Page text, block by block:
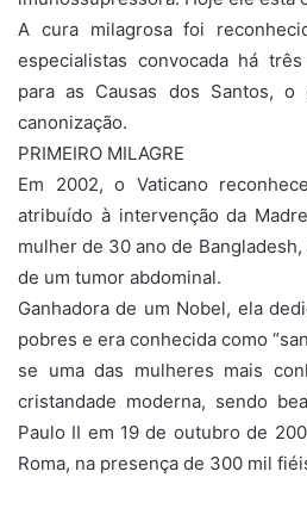
A cura milagrosa foi
especialistas convocada há
para as Causas dos Santos,
canonização.
PRIMEIRO MILAGRE
Em 2002, o Vaticano
atribuído à intervenção da
mulher de 30 ano de
de um tumor abdominal.
Ganhadora de um Nobel, ela
pobres e era conhecida como
se uma das mulheres mais
cristandade moderna, sendo
Paulo II em 19 de outubro de
Roma, na presença de 300 mil